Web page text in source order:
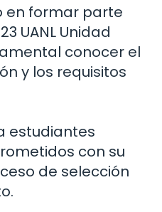
en formar parte
UANL Unidad
conocer el
y los requisitos
estudiantes
con su
de selección